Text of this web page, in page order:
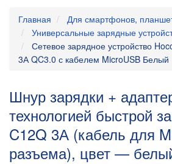
Главная
Для смартфонов,
Универсальные зарядные
Сетевое зарядное устройство
3А QC3.0 с кабелем MicroUSB Белый
Шнур зарядки +
технологией быстрой
C12Q 3А (кабель для
разъема), цвет —